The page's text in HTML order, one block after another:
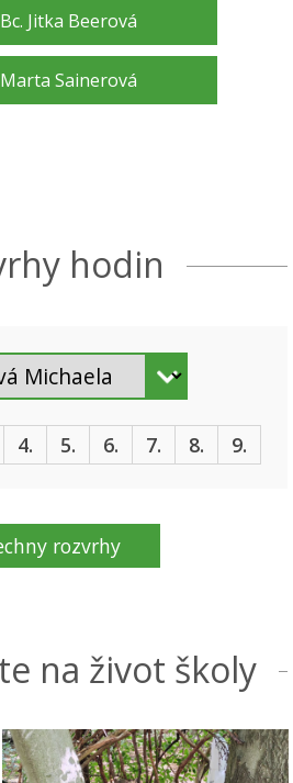
Jitka Beerová
Sainerová
hodin
4. 5. 6. 7. 8. 9.
rozvrhy
na život školy